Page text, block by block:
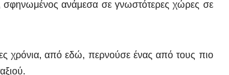
σφηνωμένος ανάμεσα σε γνωστότερες χώρες σε
χρόνια, από εδώ, περνούσε ένας από τους πιο